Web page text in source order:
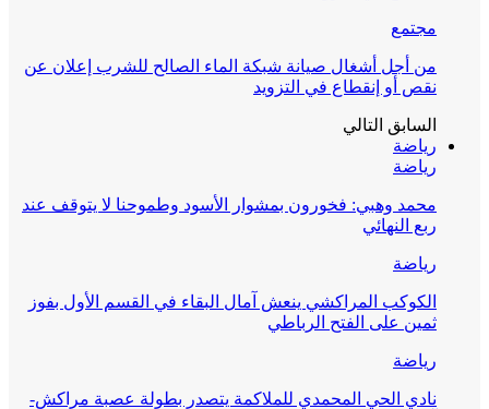
مجتمع
من أجل أشغال صيانة شبكة الماء الصالح للشرب إعلان عن
نقص أو إنقطاع في التزويد
السابق التالي
رياضة
رياضة
محمد وهبي: فخورون بمشوار الأسود وطموحنا لا يتوقف عند
ربع النهائي
رياضة
الكوكب المراكشي ينعش آمال البقاء في القسم الأول بفوز
ثمين على الفتح الرباطي
رياضة
نادي الحي المحمدي للملاكمة يتصدر بطولة عصبة مراكش-